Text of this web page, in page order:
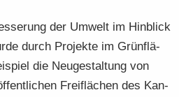
der Um­welt im Hin­blick
durch Pro­jek­te im Grün­flä­
die Neu­ge­stal­tung von
Frei­flä­chen des Kan­